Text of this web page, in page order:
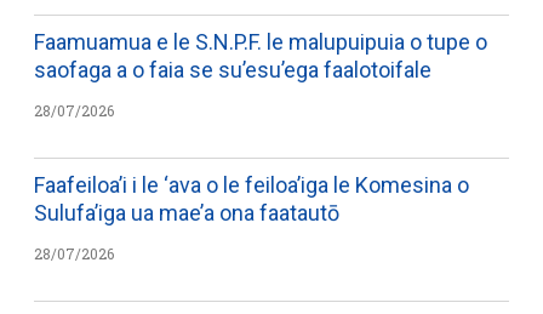
Faamuamua e le S.N.P.F. le malupuipuia o tupe o
saofaga a o faia se su’esu’ega faalotoifale
28/07/2026
Faafeiloa’i i le ‘ava o le feiloa’iga le Komesina o
Sulufa’iga ua mae’a ona faatautō
28/07/2026